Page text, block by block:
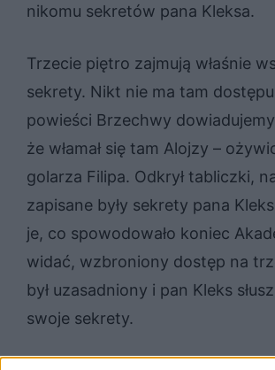
nikomu sekretów pana Kleksa.
Trzecie piętro zajmują właśnie
sekrety. Nikt nie ma tam
powieści Brzechwy
że włamał się tam Alojzy –
golarza Filipa. Odkrył tabliczki,
zapisane były sekrety pana
je, co spowodowało koniec
widać, wzbroniony dostęp na
był uzasadniony i pan Kleks
swoje sekrety.